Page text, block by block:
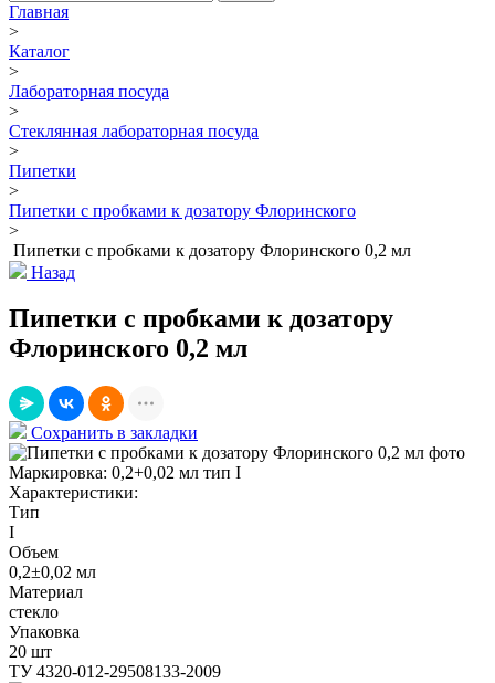
Главная
>
Каталог
>
Лабораторная посуда
>
Стеклянная лабораторная посуда
>
Пипетки
>
Пипетки с пробками к дозатору Флоринского
>
Пипетки с пробками к дозатору Флоринского 0,2 мл
Назад
Пипетки с пробками к дозатору
Флоринского 0,2 мл
Сохранить в закладки
Маркировка: 0,2+0,02 мл тип I
Характеристики:
Тип
I
Объем
0,2±0,02 мл
Материал
стекло
Упаковка
20 шт
ТУ 4320-012-29508133-2009